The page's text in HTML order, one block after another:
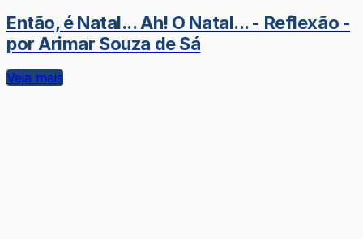
Então, é Natal... Ah! O Natal... - Reflexão -
por Arimar Souza de Sá
Veja mais